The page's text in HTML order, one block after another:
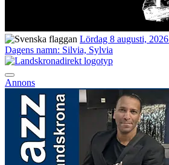
Lördag 8 augusti, 2026
Dagens namn: Silvia, Sylvia
Annons